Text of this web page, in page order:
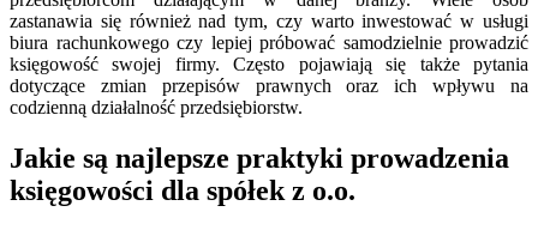
zastanawia się również nad tym, czy warto inwestować w usługi
biura rachunkowego czy lepiej próbować samodzielnie prowadzić
księgowość swojej firmy. Często pojawiają się także pytania
dotyczące zmian przepisów prawnych oraz ich wpływu na
codzienną działalność przedsiębiorstw.
Jakie są najlepsze praktyki prowadzenia
księgowości dla spółek z o.o.